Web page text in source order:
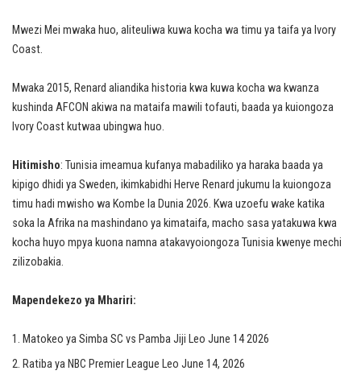
Mwezi Mei mwaka huo, aliteuliwa kuwa kocha wa timu ya taifa ya Ivory
Coast.
Mwaka 2015, Renard aliandika historia kwa kuwa kocha wa kwanza
kushinda AFCON akiwa na mataifa mawili tofauti, baada ya kuiongoza
Ivory Coast kutwaa ubingwa huo.
Hitimisho: Tunisia imeamua kufanya mabadiliko ya haraka baada ya
kipigo dhidi ya Sweden, ikimkabidhi Herve Renard jukumu la kuiongoza
timu hadi mwisho wa Kombe la Dunia 2026. Kwa uzoefu wake katika
soka la Afrika na mashindano ya kimataifa, macho sasa yatakuwa kwa
kocha huyo mpya kuona namna atakavyoiongoza Tunisia kwenye mechi
zilizobakia.
Mapendekezo ya Mhariri:
Matokeo ya Simba SC vs Pamba Jiji Leo June 14 2026
Ratiba ya NBC Premier League Leo June 14, 2026